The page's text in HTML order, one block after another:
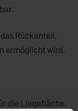
Rückenteil,
ermöglicht wird.
die Liegefläche,